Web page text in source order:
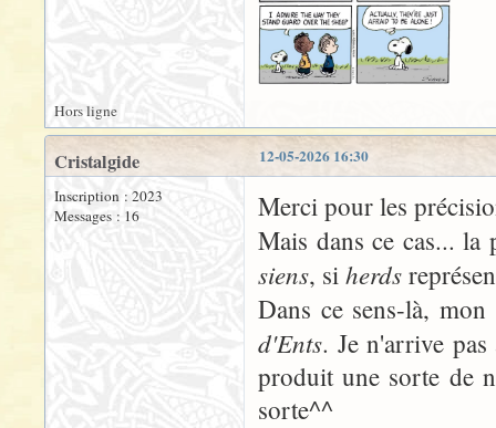
Hors ligne
12-05-2026 16:30
Cristalgide
Inscription : 2023
Messages : 16
Merci pour les
Mais dans ce cas...
siens, si herds
Dans ce sens-là,
d'Ents. Je n'arrive
produit une sorte de
sorte^^